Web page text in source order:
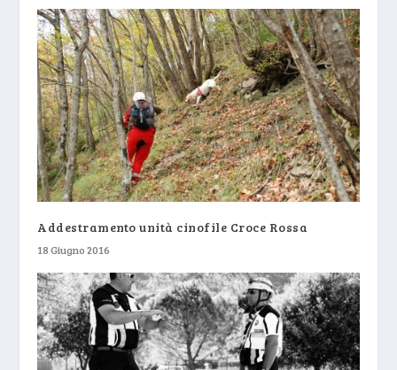
Addestramento unità cinofile Croce Rossa
18 Giugno 2016